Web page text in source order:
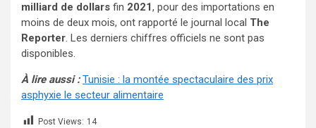
milliard de dollars fin 2021, pour des importations en
moins de deux mois, ont rapporté le journal local The
Reporter. Les derniers chiffres officiels ne sont pas
disponibles.
À lire aussi :Tunisie : la montée spectaculaire des prix
asphyxie le secteur alimentaire
Post Views: 14